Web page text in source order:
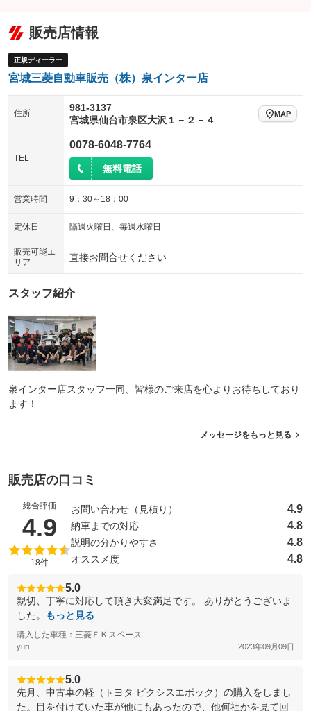
販売店情報
正規ディーラー
宮城三菱自動車販売（株）泉インター店
住所
981-3137
宮城県仙台市泉区大沢１－２－４
MAP
TEL
0078-6048-7764
無料電話
営業時間 9：30～18：00
定休日 隔週火曜日、毎週水曜日
販売可能エ
リア
直接お問合せください
スタッフ紹介
泉インター店スタッフ一同、皆様のご来店を心よりお待ちしており
ます！
メッセージをもっと見る
販売店の口コミ
総合評価
4.9 （5点満点中）
18件
お問い合わせ（見積り） 4.9
納車までの対応 4.8
説明の分かりやすさ 4.8
オススメ度 4.8
5.0
親切、丁寧に対応して頂き大変満足です。 ありがとうございま
した。
もっと見る
購入した車種：三菱ＥＫスペース
yuri 2023年09月09日
5.0
先月、中古車の軽（トヨタ ピクシスエポック）の購入をしまし
た。目を付けていた車が他にもあったので、他何社かを見て回